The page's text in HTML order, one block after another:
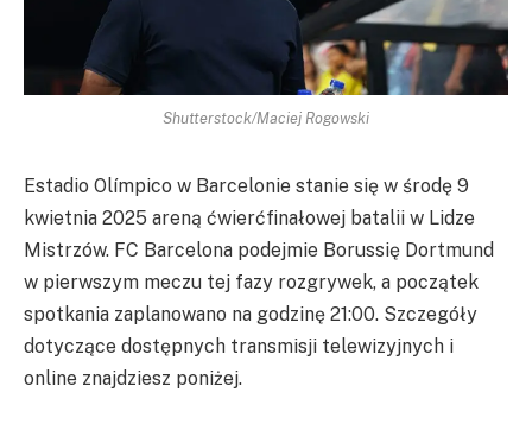
Shutterstock/Maciej Rogowski
Estadio Olímpico w Barcelonie stanie się w środę 9
kwietnia 2025 areną ćwierćfinałowej batalii w Lidze
Mistrzów. FC Barcelona podejmie Borussię Dortmund
w pierwszym meczu tej fazy rozgrywek, a początek
spotkania zaplanowano na godzinę 21:00. Szczegóły
dotyczące dostępnych transmisji telewizyjnych i
online znajdziesz poniżej.